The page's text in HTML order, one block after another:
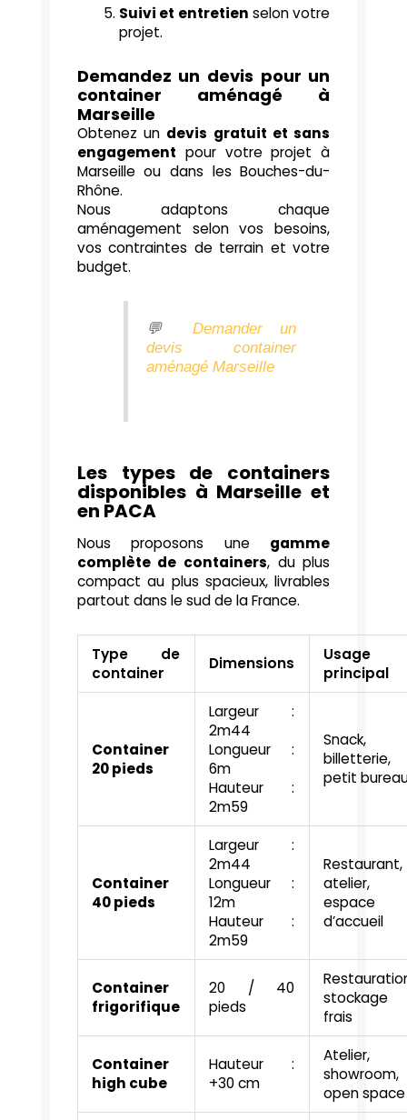
Suivi et entretien selon votre
projet.
Demandez un devis pour un
container aménagé à
Marseille
Obtenez un devis gratuit et sans
engagement pour votre projet à
Marseille ou dans les Bouches-du-
Rhône.
Nous adaptons chaque
aménagement selon vos besoins,
vos contraintes de terrain et votre
budget.
💬 Demander un
devis container
aménagé Marseille
Les types de containers
disponibles à Marseille et
en PACA
Nous proposons une gamme
complète de containers, du plus
compact au plus spacieux, livrables
partout dans le sud de la France.
Type de
container
Dimensions
Usage
principal
Container
20 pieds
Largeur :
2m44
Longueur :
6m
Hauteur :
2m59
Snack,
billetterie,
petit
Container
40 pieds
Largeur :
2m44
Longueur :
12m
Hauteur :
2m59
Restaurant,
atelier,
espace
d’accueil
Container
frigorifique
20 / 40
pieds
stockage
frais
Container
high cube
Hauteur :
+30 cm
Atelier,
showroom,
open space